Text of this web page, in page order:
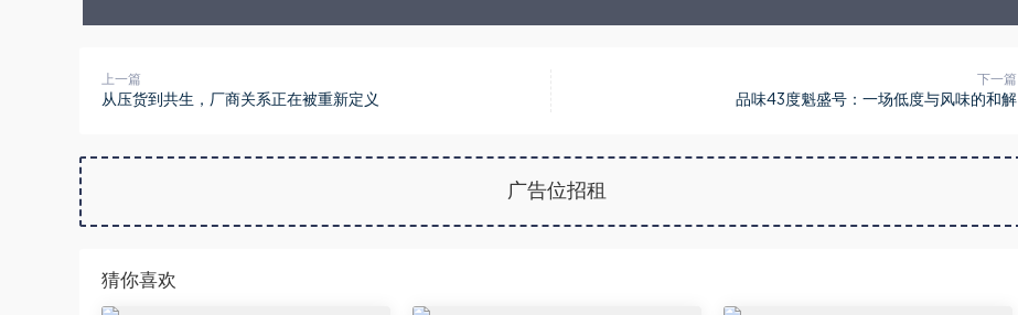
上一篇
从压货到共生，厂商关系正在被重新定义
下一篇
品味43度魁盛号：一场低度与风味的和解
广告位招租
猜你喜欢